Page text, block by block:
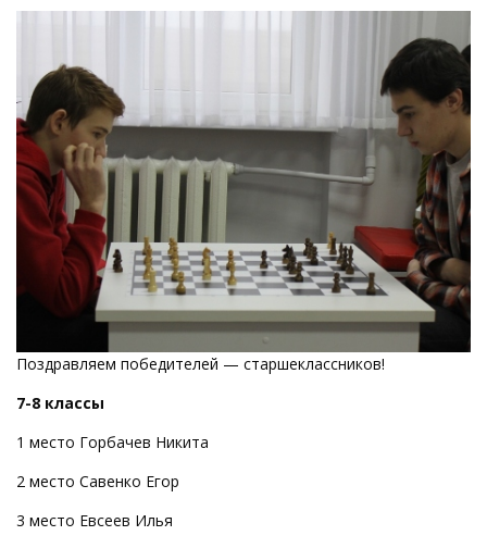
Поздравляем победителей — старшеклассников!
7-8 классы
1 место Горбачев Никита
2 место Савенко Егор
3 место Евсеев Илья